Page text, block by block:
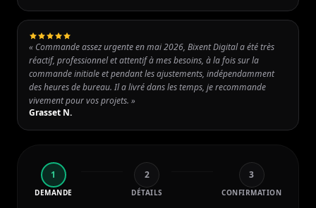
« Commande assez urgente en mai 2026, Bixent Digital a été très
réactif, professionnel et attentif à mes besoins, à la fois sur la
commande initiale et pendant les ajustements, indépendamment
des heures de bureau. Il a livré dans les temps, je recommande
vivement pour vos projets. »
Grasset N.
1
DEMANDE
2
DÉTAILS
3
CONFIRMATION